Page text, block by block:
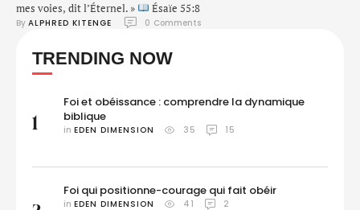
mes voies, dit l’Éternel. »
Ésaïe 55:8
By ALPHRED KITENGE 0 Comments
TRENDING NOW
1
Foi et obéissance : comprendre la dynamique
biblique
in EDEN DIMENSION 35 15
Foi qui positionne-courage qui fait obéir
in EDEN DIMENSION 41 2